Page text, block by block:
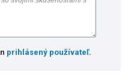
prihlásený používateľ.